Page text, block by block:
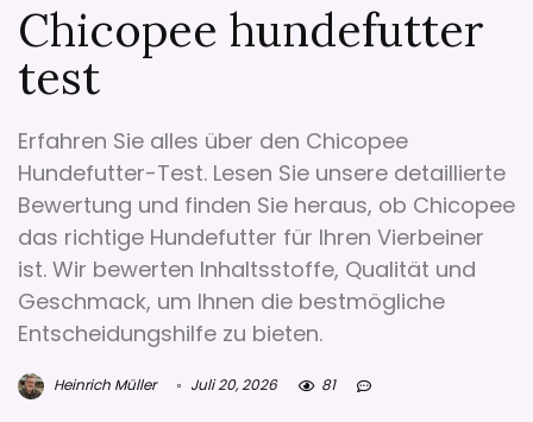
Chicopee hundefutter
test
Erfahren Sie alles über den Chicopee
Hundefutter-Test. Lesen Sie unsere detaillierte
Bewertung und finden Sie heraus, ob Chicopee
das richtige Hundefutter für Ihren Vierbeiner
ist. Wir bewerten Inhaltsstoffe, Qualität und
Geschmack, um Ihnen die bestmögliche
Entscheidungshilfe zu bieten.
Heinrich Müller Juli 20, 2026 81